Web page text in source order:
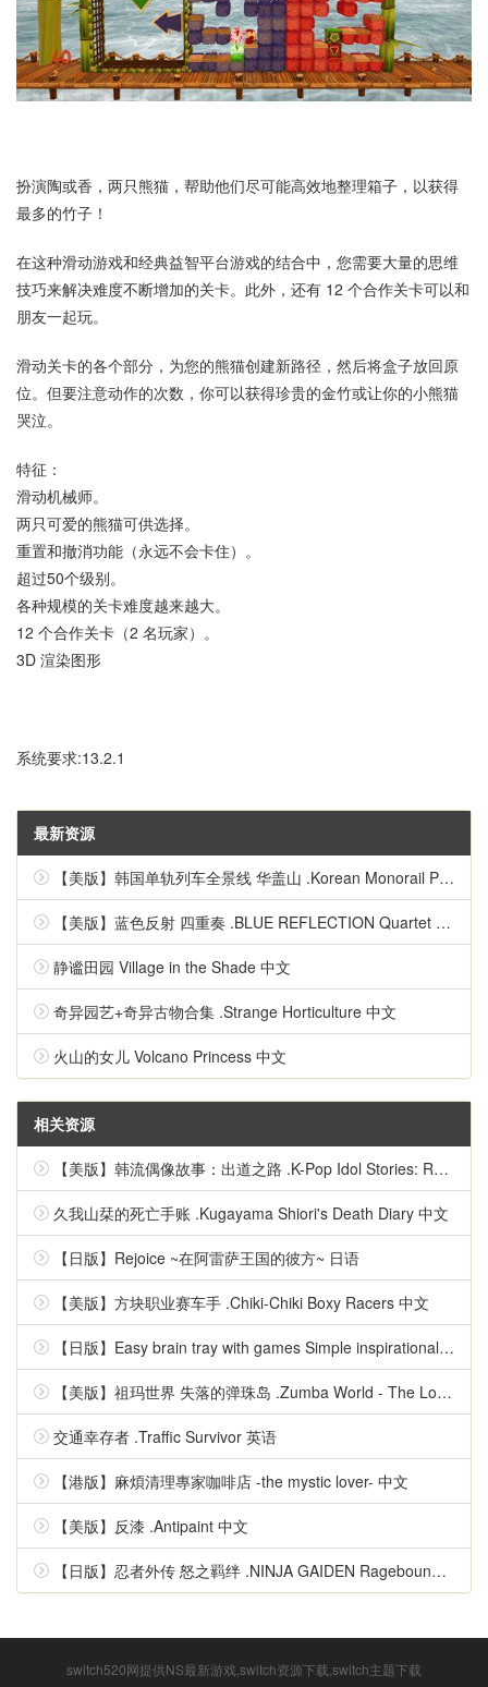
扮演陶或香，两只熊猫，帮助他们尽可能高效地整理箱子，以获得
最多的竹子！
在这种滑动游戏和经典益智平台游戏的结合中，您需要大量的思维
技巧来解决难度不断增加的关卡。此外，还有 12 个合作关卡可以和
朋友一起玩。
滑动关卡的各个部分，为您的熊猫创建新路径，然后将盒子放回原
位。但要注意动作的次数，你可以获得珍贵的金竹或让你的小熊猫
哭泣。
特征：
滑动机械师。
两只可爱的熊猫可供选择。
重置和撤消功能（永远不会卡住）。
超过50个级别。
各种规模的关卡难度越来越大。
12 个合作关卡（2 名玩家）。
3D 渲染图形
系统要求:13.2.1
最新资源
【美版】韩国单轨列车全景线 华盖山 .Korean Monorail Panorama Line Hwagaesan 中文
【美版】蓝色反射 四重奏 .BLUE REFLECTION Quartet 英语
静谧田园 Village in the Shade 中文
奇异园艺+奇异古物合集 .Strange Horticulture 中文
火山的女儿 Volcano Princess 中文
相关资源
【美版】韩流偶像故事：出道之路 .K-Pop Idol Stories: Road to Debut 英语
久我山栞的死亡手账 .Kugayama Shiori's Death Diary 中文
【日版】Rejoice ~在阿雷萨王国的彼方~ 日语
【美版】方块职业赛车手 .Chiki-Chiki Boxy Racers 中文
【日版】Easy brain tray with games Simple inspirational quizzes 日语
【美版】祖玛世界 失落的弹珠岛 .Zumba World - The Lost Marble Island 中文
交通幸存者 .Traffic Survivor 英语
【港版】麻煩清理專家咖啡店 -the mystic lover- 中文
【美版】反漆 .Antipaint 中文
【日版】忍者外传 怒之羁绊 .NINJA GAIDEN Ragebound 中文
switch520网提供NS最新游戏,switch资源下载,switch主题下载